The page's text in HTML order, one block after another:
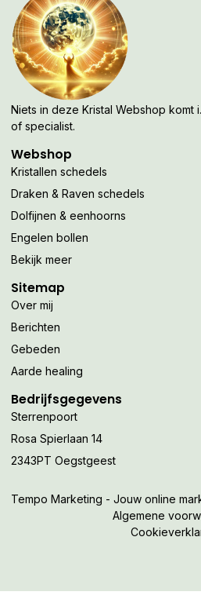
Niets in deze Kristal Webshop komt
of specialist.
Webshop
Kristallen schedels
Draken & Raven schedels
Dolfijnen & eenhoorns
Engelen bollen
Bekijk meer
Sitemap
Over mij
Berichten
Gebeden
Aarde healing
Bedrijfsgegevens
Sterrenpoort
Rosa Spierlaan 14
2343PT Oegstgeest
Tempo Marketing - Jouw online
Algemene